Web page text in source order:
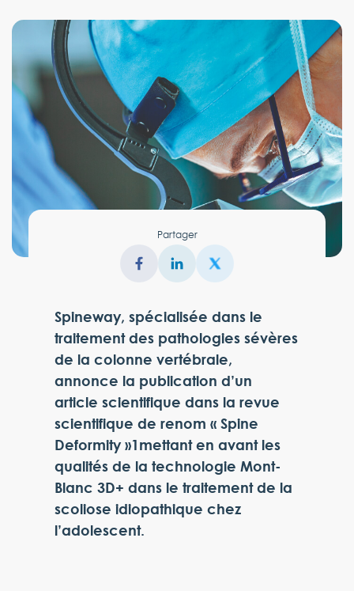
Partager
Spineway, spécialisée dans le
traitement des pathologies sévères
de la colonne vertébrale,
annonce la publication d’un
article scientifique dans la revue
scientifique de renom « Spine
Deformity »1mettant en avant les
qualités de la technologie Mont-
Blanc 3D+ dans le traitement de la
scoliose idiopathique chez
l’adolescent.